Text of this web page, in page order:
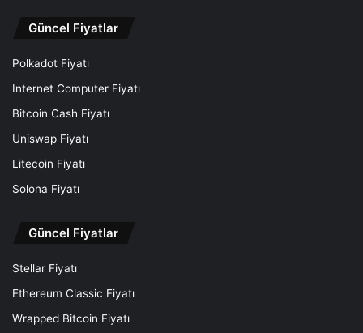
Güncel Fiyatlar
Polkadot Fiyatı
Internet Computer Fiyatı
Bitcoin Cash Fiyatı
Uniswap Fiyatı
Litecoin Fiyatı
Solona Fiyatı
Güncel Fiyatlar
Stellar Fiyatı
Ethereum Classic Fiyatı
Wrapped Bitcoin Fiyatı